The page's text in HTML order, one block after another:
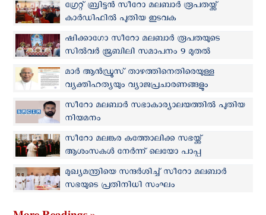
ഗ്രേറ്റ് ബ്രിട്ടൻ സീറോ മലബാര്‍ രൂപതയ്ക്ക്
കാർഡിഫിൽ പുതിയ ഇടവക
ഷിക്കാഗോ സീറോ മലബാർ രൂപതയുടെ
സിൽവർ ജൂബിലി സമാപനം 9 മുതല്‍
മാർ ആൻഡ്രൂസ് താഴത്തിനെതിരെയുള്ള
വ്യക്തിഹത്യയും വ്യാജപ്രചാരണങ്ങളും
അപലപനീയം: സീറോ മലബാര്‍ സഭ
സീറോ മലബാർ സഭാകാര്യാലയത്തിൽ പുതിയ
നിയമനം
സീറോ മലങ്കര കത്തോലിക്ക സഭയ്ക്ക്
ആശംസകൾ നേര്‍ന്ന് ലെയോ പാപ്പ
മുഖ്യമന്ത്രിയെ സന്ദര്‍ശിച്ച് സീറോ മലബാർ
സഭയുടെ പ്രതിനിധി സംഘം